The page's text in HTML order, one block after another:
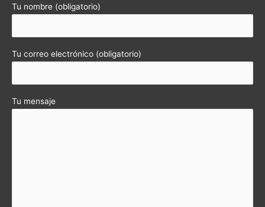
Tu nombre (obligatorio)
Tu correo electrónico (obligatorio)
Tu mensaje